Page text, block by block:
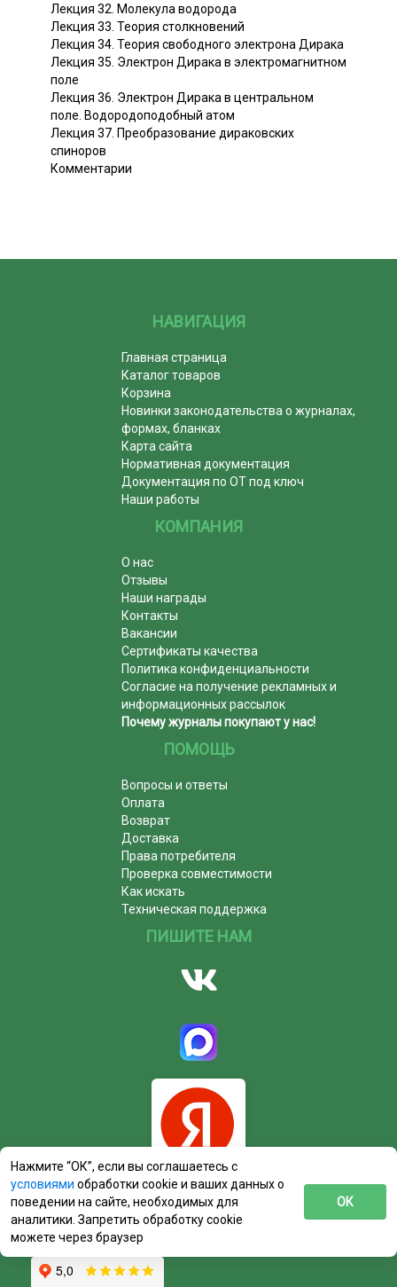
Лекция 32. Молекула водорода
Лекция 33. Теория столкновений
Лекция 34. Теория свободного электрона Дирака
Лекция 35. Электрон Дирака в электромагнитном
поле
Лекция 36. Электрон Дирака в центральном
поле. Водородоподобный атом
Лекция 37. Преобразование дираковских
спиноров
Комментарии
НАВИГАЦИЯ
Главная страница
Каталог товаров
Корзина
Новинки законодательства о журналах,
формах, бланках
Карта сайта
Нормативная документация
Документация по ОТ под ключ
Наши работы
КОМПАНИЯ
О нас
Отзывы
Наши награды
Контакты
Вакансии
Сертификаты качества
Политика конфиденциальности
Согласие на получение рекламных и
информационных рассылок
Почему журналы покупают у нас!
ПОМОЩЬ
Вопросы и ответы
Оплата
Возврат
Доставка
Права потребителя
Проверка совместимости
Как искать
Техническая поддержка
ПИШИТЕ НАМ
Нажмите “ОК”, если вы соглашаетесь с
условиями обработки cookie и ваших данных о
поведении на сайте, необходимых для
аналитики. Запретить обработку cookie
можете через браузер
ОК